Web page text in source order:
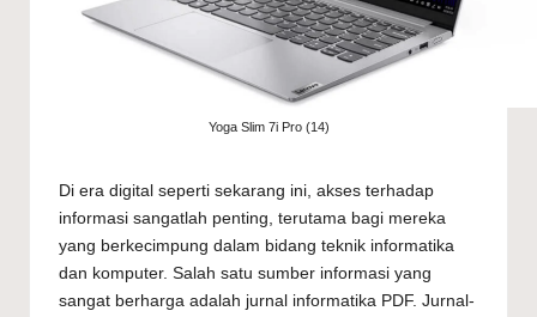
Yoga Slim 7i Pro (14)
Di era digital seperti sekarang ini, akses terhadap
informasi sangatlah penting, terutama bagi mereka
yang berkecimpung dalam bidang teknik informatika
dan komputer. Salah satu sumber informasi yang
sangat berharga adalah jurnal informatika PDF. Jurnal-